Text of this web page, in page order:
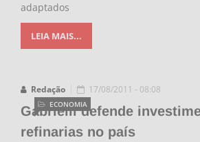
adaptados
LEIA MAIS...
Redação
ECONOMIA
17/08/2011 - 08:08
Gabrielli defende
refinarias no país